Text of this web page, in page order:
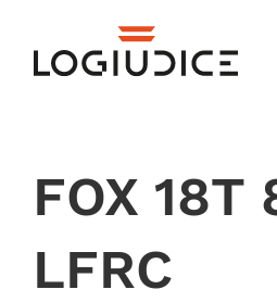
content
FOX
LFRC